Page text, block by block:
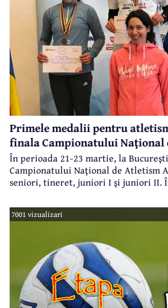
Primele medalii pentru
finala Campionatului
În perioada 21-23 martie, la
Campionatului Naţional de Atletism
seniori, tineret, juniori I şi juniori II.
perioada 1-3 martie. În prima zi a
au avut loc întrecerile pentru
Nicolae Pavel) au reuşit să obţină
argint şi trei de bronz. Se speră că
medalii dintr-un şir mai lung cu care
vor putea mândri după această
7001 vizualizari